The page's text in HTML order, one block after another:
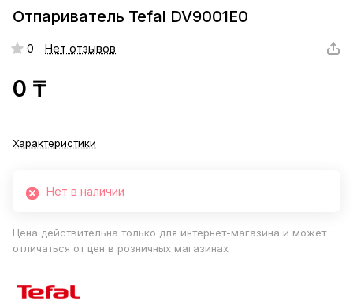
Отпариватель Tefal DV9001E0
0 Нет отзывов
0 ₸
Характеристики
Нет в наличии
Цена действительна только для интернет-магазина и может
отличаться от цен в розничных магазинах